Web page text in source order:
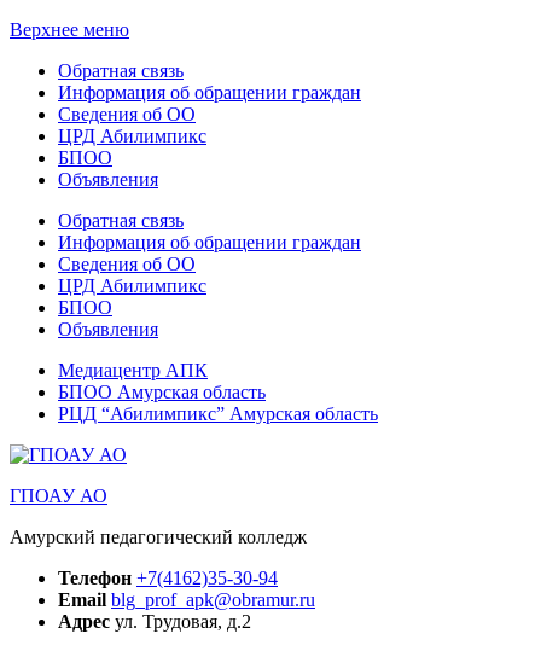
Верхнее меню
Обратная связь
Информация об обращении граждан
Сведения об ОО
ЦРД Абилимпикс
БПОО
Объявления
Обратная связь
Информация об обращении граждан
Сведения об ОО
ЦРД Абилимпикс
БПОО
Объявления
Медиацентр АПК
БПОО Амурская область
РЦД “Абилимпикс” Амурская область
ГПОАУ АО
Амурский педагогический колледж
Телефон +7(4162)35-30-94
Email blg_prof_apk@obramur.ru
Адрес ул. Трудовая, д.2